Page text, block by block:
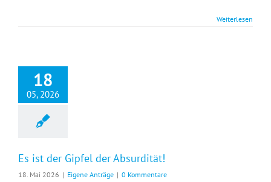
Weiterlesen
18
05, 2026
Es ist der Gipfel der Absurdität!
18. Mai 2026 | Eigene Anträge | 0 Kommentare